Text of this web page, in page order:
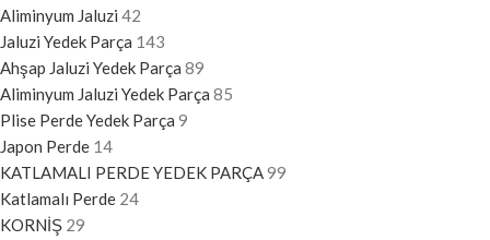
Aliminyum Jaluzi 42
Jaluzi Yedek Parça 143
Ahşap Jaluzi Yedek Parça 89
Aliminyum Jaluzi Yedek Parça 85
Plise Perde Yedek Parça 9
Japon Perde 14
KATLAMALI PERDE YEDEK PARÇA99
Katlamalı Perde 24
KORNİŞ 29